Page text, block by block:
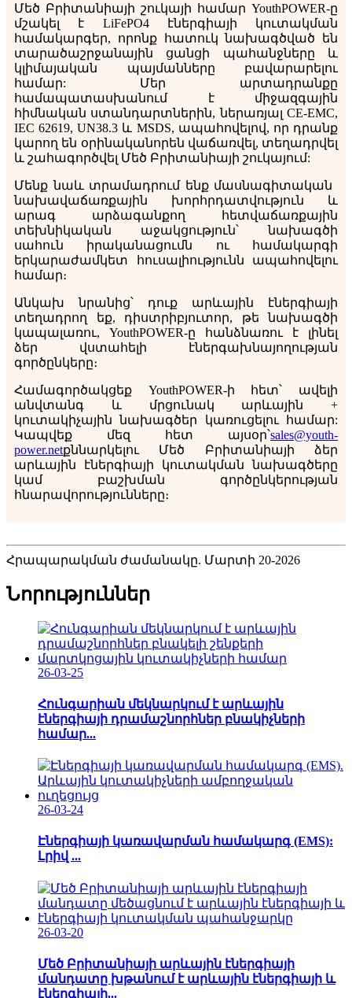
Մեծ Բրիտանիայի շուկայի համար YouthPOWER-ը
մշակել է LiFePO4 էներգիայի կուտակման
համակարգեր, որոնք հատուկ նախագծված են
տարածաշրջանային ցանցի պահանջները և
կլիմայական պայմանները բավարարելու
համար: Մեր արտադրանքը
համապատասխանում է միջազգային
հիմնական ստանդարտներին, ներառյալ CE-EMC,
IEC 62619, UN38.3 և MSDS, ապահովելով, որ դրանք
կարող են օրինականորեն վաճառվել, տեղադրվել
և շահագործվել Մեծ Բրիտանիայի շուկայում:
Մենք նաև տրամադրում ենք մասնագիտական ​​
նախավաճառքային խորհրդատվություն և
արագ արձագանքող հետվաճառքային
տեխնիկական աջակցություն՝ նախագծի
սահուն իրականացումն ու համակարգի
երկարաժամկետ հուսալիությունն ապահովելու
համար։
Անկախ նրանից՝ դուք արևային էներգիայի
տեղադրող եք, դիստրիբյուտոր, թե նախագծի
կապալառու, YouthPOWER-ը հանձնառու է լինել
ձեր վստահելի էներգախնայողության
գործընկերը։
Համագործակցեք YouthPOWER-ի հետ՝ ավելի
անվտանգ և մրցունակ արևային +
կուտակիչային նախագծեր կառուցելու համար:
Կապվեք մեզ հետ այսօր՝sales@youth-
power.netքննարկելու Մեծ Բրիտանիայի ձեր
արևային էներգիայի կուտակման նախագծերը
կամ բաշխման գործընկերության
հնարավորությունները։
Հրապարակման ժամանակը. Մարտի 20-2026
Նորություններ
26-03-25
Հունգարիան մեկնարկում է արևային
էներգիայի դրամաշնորհներ բնակիչների
համար...
26-03-24
Էներգիայի կառավարման համակարգ (EMS):
Լրիվ ...
26-03-20
Մեծ Բրիտանիայի արևային էներգիայի
մանդատը խթանում է արևային էներգիայի և
էներգիայի...